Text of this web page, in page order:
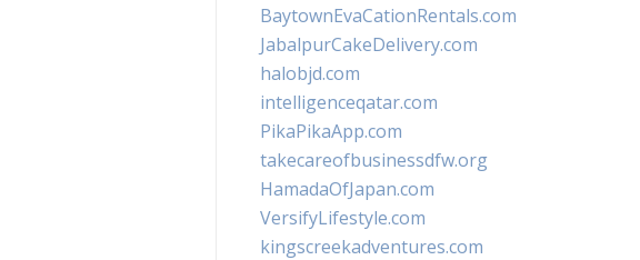
BaytownEvaCationRentals.com
JabalpurCakeDelivery.com
halobjd.com
intelligenceqatar.com
PikaPikaApp.com
takecareofbusinessdfw.org
HamadaOfJapan.com
VersifyLifestyle.com
kingscreekadventures.com